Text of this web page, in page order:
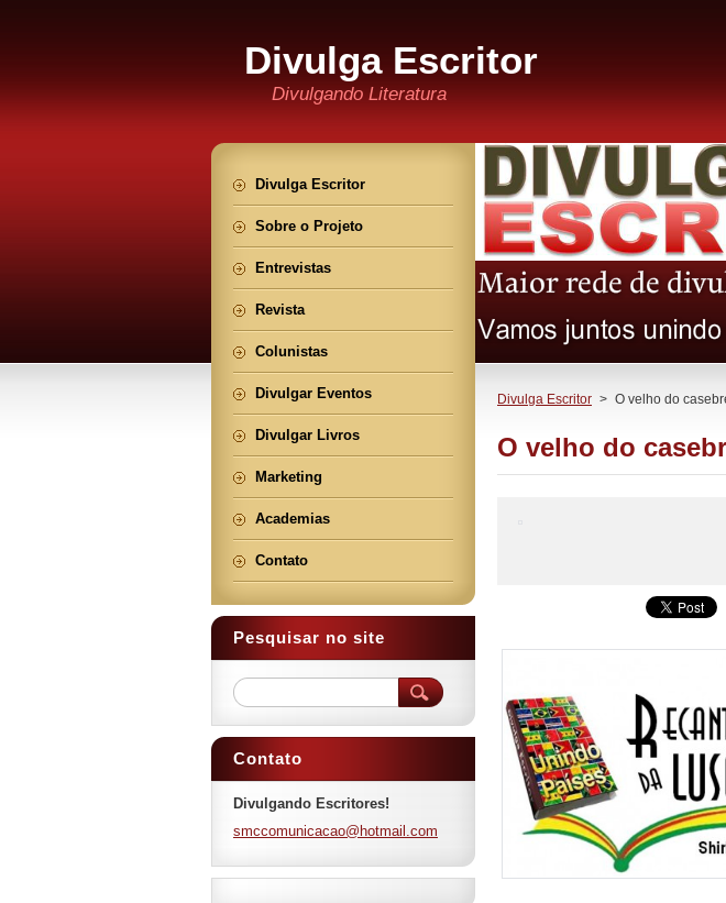
Divulga Escritor
Divulgando Literatura
Divulga Escritor > O velho do
O velho do
Divulga Escritor
Sobre o Projeto
Entrevistas
Revista
Colunistas
Divulgar Eventos
Divulgar Livros
Marketing
Academias
Contato
Pesquisar no site
Contato
Divulgando Escritores!
smccomunicacao@hotmail.com